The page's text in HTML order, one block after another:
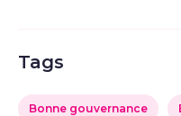
Tags
Bonne gouvernance